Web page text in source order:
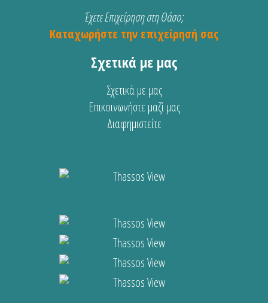
Έχετε Επιχείρηση στη Θάσο;
Καταχωρήστε την επιχείρησή σας
Σχετικά με μας
Σχετικά με μας
Επικοινωνήστε μαζί μας
Διαφημιστείτε